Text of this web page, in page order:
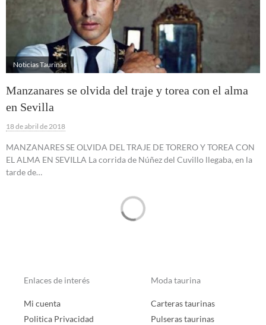
Noticias Taurinas
Manzanares se olvida del traje y torea con el alma
en Sevilla
18 de abril de 2018
MANZANARES SE OLVIDA DEL TRAJE DE TORERO Y TOREA CON
EL ALMA EN SEVILLA La corrida de Núñez del Cuvillo llegaba, en la
tarde de…
Enlaces de interés
Mi cuenta
Politica Privacidad
Moda taurina
Carteras taurinas
Pulseras taurinas